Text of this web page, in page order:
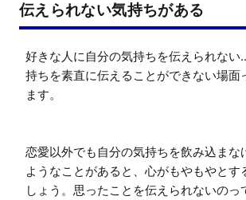
伝えられない気持ちがある
好きな人に自分の気持ちを伝えられない
持ちを素直に伝えることができない場面
ます。
恋愛以外でも自分の気持ちを飲み込まな
ようなことがあると、心がもやもやとす
しょう。思ったことを伝えられないのっ